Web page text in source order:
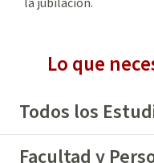
Lo que
Todos los
Facultad y